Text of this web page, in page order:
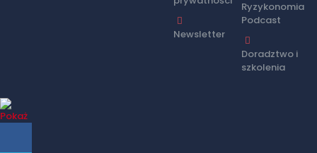
Newsletter
Ryzykonomia
Podcast
Doradztwo i
szkolenia